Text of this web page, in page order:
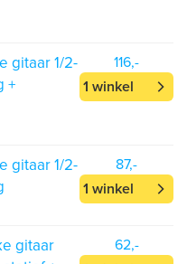
gitaar 1/2-
+
116,-
1 winkel
gitaar 1/2-
87,-
1 winkel
gitaar
62,-